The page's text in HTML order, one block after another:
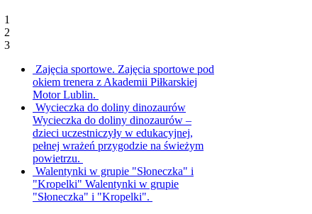
1
2
3
Zajęcia sportowe. Zajęcia sportowe pod
okiem trenera z Akademii Piłkarskiej
Motor Lublin.
Wycieczka do doliny dinozaurów
Wycieczka do doliny dinozaurów –
dzieci uczestniczyły w edukacyjnej,
pełnej wrażeń przygodzie na świeżym
powietrzu.
Walentynki w grupie "Słoneczka" i
"Kropelki" Walentynki w grupie
"Słoneczka" i "Kropelki".